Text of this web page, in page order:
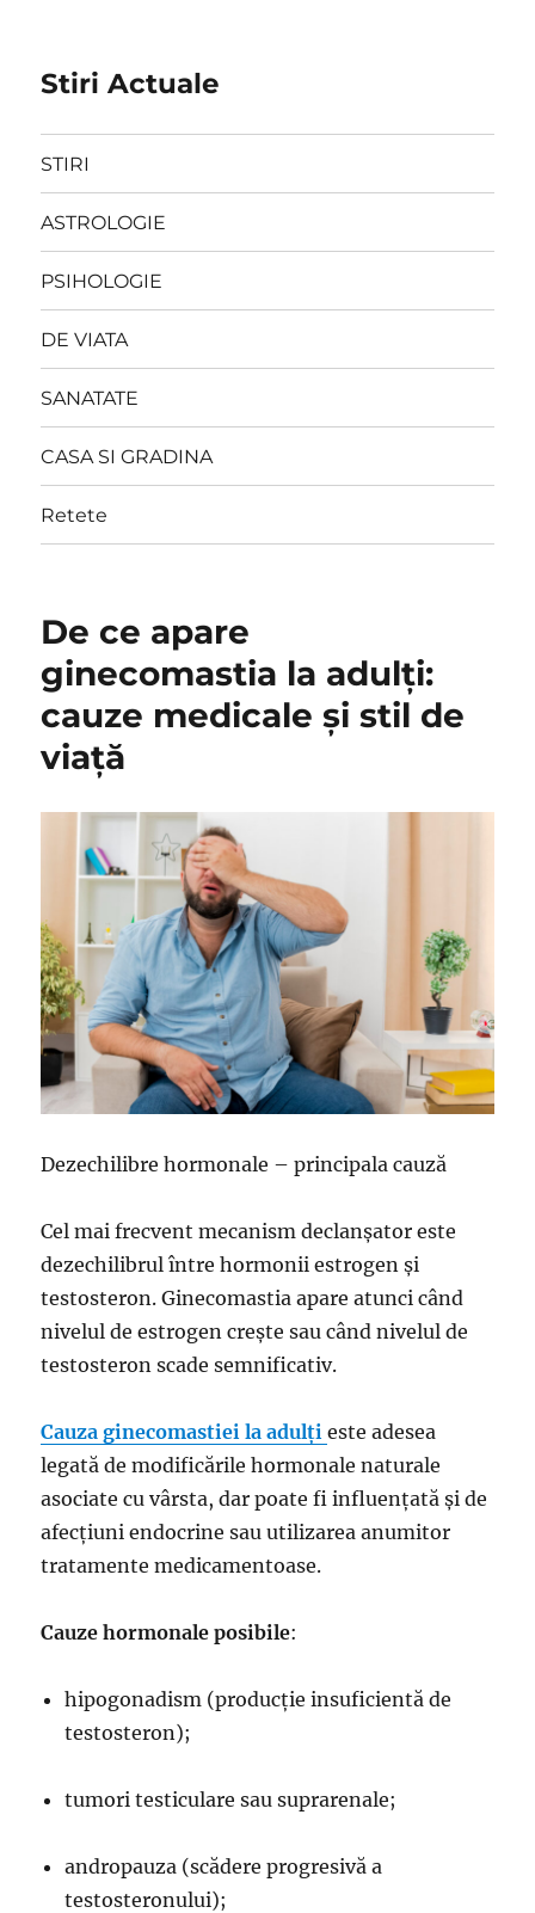
Stiri Actuale
STIRI
ASTROLOGIE
PSIHOLOGIE
DE VIATA
SANATATE
CASA SI GRADINA
Retete
De ce apare
ginecomastia la adulți:
cauze medicale și stil de
viață
Dezechilibre hormonale – principala cauză
Cel mai frecvent mecanism declanșator este
dezechilibrul între hormonii estrogen și
testosteron. Ginecomastia apare atunci când
nivelul de estrogen crește sau când nivelul de
testosteron scade semnificativ.
Cauza ginecomastiei la adulți este adesea
legată de modificările hormonale naturale
asociate cu vârsta, dar poate fi influențată și de
afecțiuni endocrine sau utilizarea anumitor
tratamente medicamentoase.
Cauze hormonale posibile:
hipogonadism (producție insuficientă de
testosteron);
tumori testiculare sau suprarenale;
andropauza (scădere progresivă a
testosteronului);